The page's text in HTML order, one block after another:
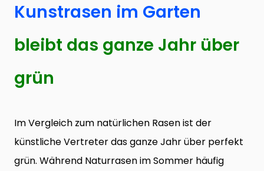
Kunstrasen im Garten
bleibt das ganze Jahr über
grün
Im Vergleich zum natürlichen Rasen ist der
künstliche Vertreter das ganze Jahr über perfekt
grün. Während Naturrasen im Sommer häufig